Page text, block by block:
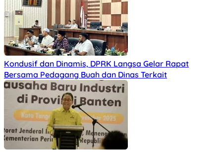
Kondusif dan Dinamis, DPRK Langsa Gelar Rapat
Bersama Pedagang Buah dan Dinas Terkait